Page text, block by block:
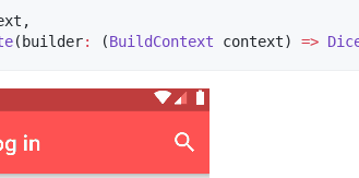
(builder: (BuildContext context) =>